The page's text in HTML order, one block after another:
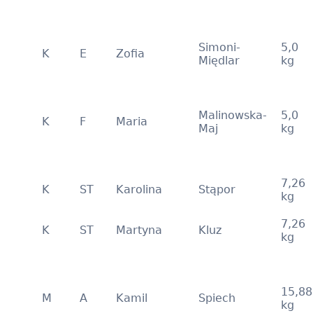
K E Zofia
Simoni-
Międlar
5,0
kg
K F Maria
Malinowska-
Maj
5,0
kg
K ST Karolina Stąpor
7,26
kg
K ST Martyna Kluz
7,26
kg
M A Kamil Spiech
15,88
kg